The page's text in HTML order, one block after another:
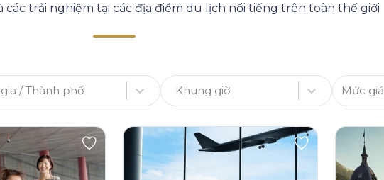
các trải nghiệm tại các địa điểm du lịch nổi tiếng trên toàn thế giới
/ Thành phố Khung giờ Mức giá